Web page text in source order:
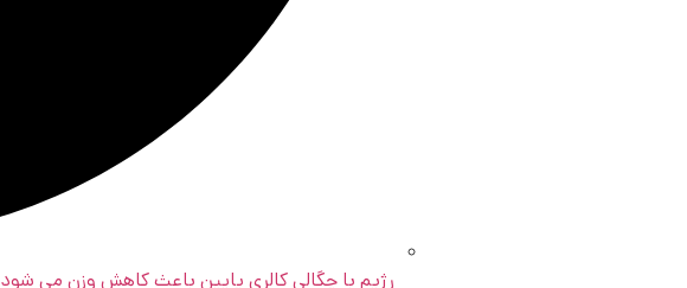
رژیم با چگالی کالری پایین باعث کاهش وزن می شود